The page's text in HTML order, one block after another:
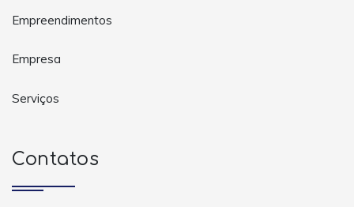
Empreendimentos
Empresa
Serviços
Contatos